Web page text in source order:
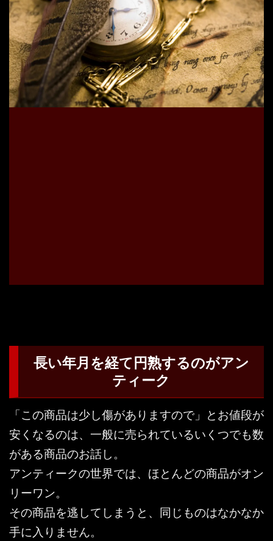
長い年月を経て円熟するのがアン
ティーク
「この商品は少し傷がありますので」とお値段が
安くなるのは、一般に売られているいくつでも数
がある商品のお話し。
アンティークの世界では、ほとんどの商品がオン
リーワン。
その商品を逃してしまうと、同じものはなかなか
手に入りません。